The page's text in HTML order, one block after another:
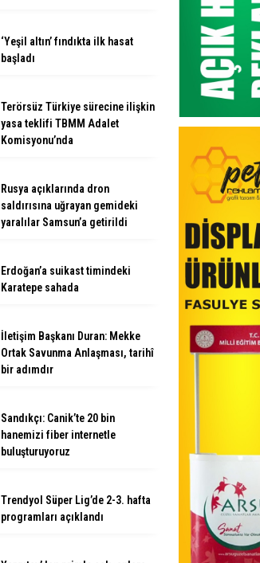
‘Yeşil altın’ fındıkta ilk hasat
başladı
Terörsüz Türkiye sürecine ilişkin
yasa teklifi TBMM Adalet
Komisyonu’nda
Rusya açıklarında dron
saldırısına uğrayan gemideki
yaralılar Samsun’a getirildi
Erdoğan’a suikast timindeki
Karatepe sahada
İletişim Başkanı Duran: Mekke
Ortak Savunma Anlaşması, tarihî
bir adımdır
Sandıkçı: Canik’te 20 bin
hanemizi fiber internetle
buluşturuyoruz
Trendyol Süper Lig’de 2-3. hafta
programları açıklandı